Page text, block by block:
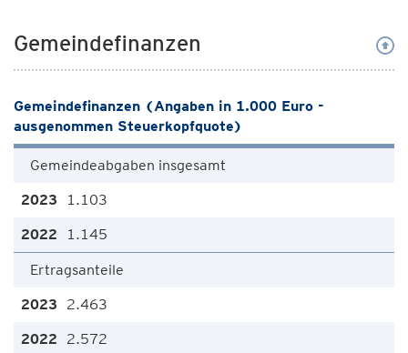
Gemeindefinanzen
Gemeindefinanzen (Angaben in 1.000 Euro -
ausgenommen Steuerkopfquote)
Gemeindeabgaben insgesamt
1.103
1.145
Ertragsanteile
2.463
2.572